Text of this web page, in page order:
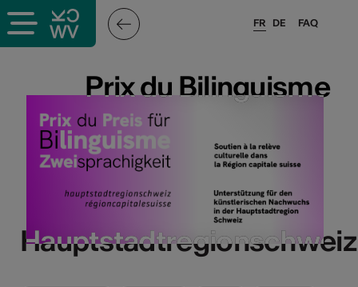
FAQ
FR DE
Prix du Bilinguisme
Hauptstadtregionschweiz
Prix du Bilinguisme
Hauptstadtregionschweiz